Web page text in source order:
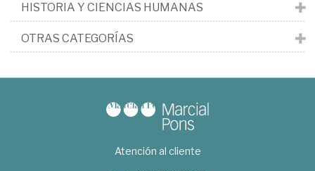
HISTORIA Y CIENCIAS HUMANAS
OTRAS CATEGORÍAS
Atención al cliente